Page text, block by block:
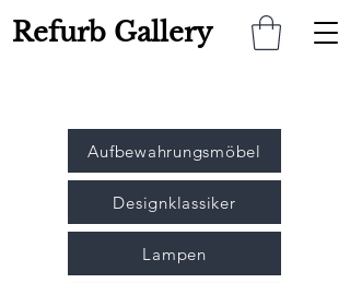
Refurb Gallery
Aufbewahrungsmöbel
Designklassiker
Lampen